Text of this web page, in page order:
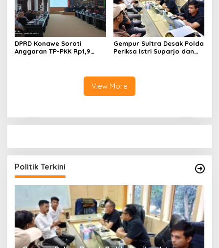
DPRD Konawe Soroti
Anggaran TP-PKK Rp1,9
Gempur Sultra Desak Polda
Periksa Istri Suparjo dan
View More
Politik Terkini